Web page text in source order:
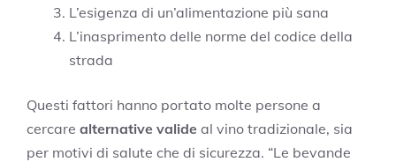
L’esigenza di un’alimentazione più sana
L’inasprimento delle norme del codice della
strada
Questi fattori hanno portato molte persone a
cercare alternative valide al vino tradizionale, sia
per motivi di salute che di sicurezza. “Le bevande